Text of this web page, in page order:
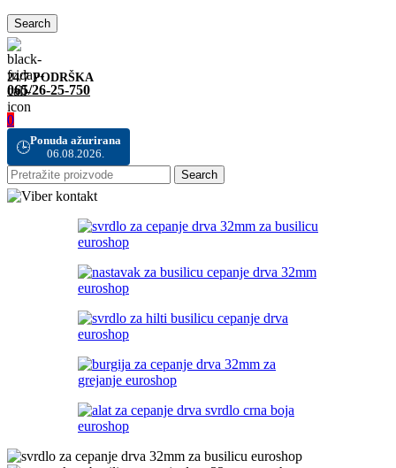
Search
24/7 PODRŠKA
065/26-25-750
0
🕒Ponuda ažurirana
06.08.2026.
Search